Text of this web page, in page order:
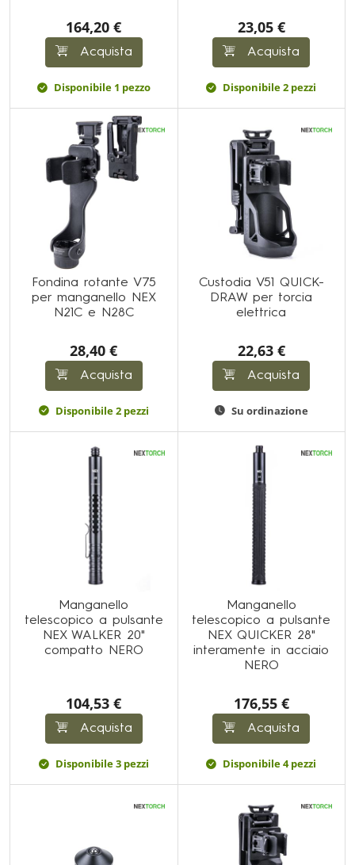
164,20 €
Acquista
Disponibile 1 pezzo
23,05 €
Acquista
Disponibile 2 pezzi
Fondina rotante V75
per manganello NEX
N21C e N28C
28,40 €
Acquista
Disponibile 2 pezzi
Custodia V51 QUICK-
DRAW per torcia
elettrica
22,63 €
Acquista
Su ordinazione
Manganello
telescopico a pulsante
NEX WALKER 20"
compatto NERO
104,53 €
Acquista
Disponibile 3 pezzi
Manganello
telescopico a pulsante
NEX QUICKER 28"
interamente in acciaio
NERO
176,55 €
Acquista
Disponibile 4 pezzi